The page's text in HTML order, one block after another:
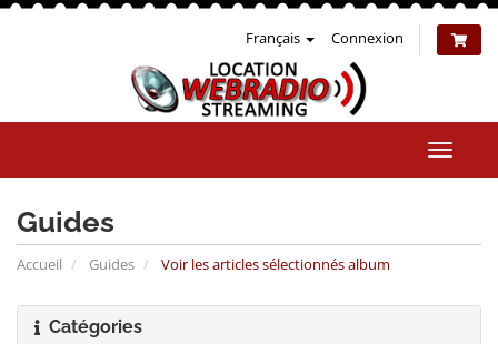
Français Connexion
la
Guides
Accueil Guides Voir les articles sélectionnés album
Catégories